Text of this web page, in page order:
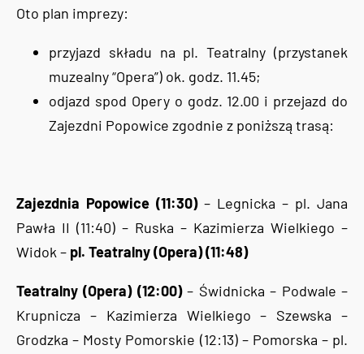
Oto plan imprezy:
przyjazd składu na pl. Teatralny (przystanek
muzealny “Opera”) ok. godz. 11.45;
odjazd spod Opery o godz. 12.00 i przejazd do
Zajezdni Popowice zgodnie z poniższą trasą:
Zajezdnia Popowice (11:30)– Legnicka – pl. Jana
Pawła II (11:40) – Ruska – Kazimierza Wielkiego –
Widok – pl. Teatralny (Opera) (11:48)
Teatralny (Opera) (12:00)– Świdnicka – Podwale –
Krupnicza – Kazimierza Wielkiego – Szewska –
Grodzka – Mosty Pomorskie (12:13) – Pomorska – pl.